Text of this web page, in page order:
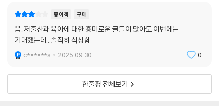
경을 통계 조사, 연구 이론, 해외 사례, 미디어 등 폭넓은 자료를 바탕으로
설득력 있게 분석했다. 지금까지 우리 사회에 존재하는 제도적, 사회적 병
폐들은 출산과 육아에 장애물로 작용했을 뿐만 아니라 출산을 망설이게 하
는 공포라는 하나의 현상을 만들어 내고 있었다.
저자는 우리 시대 육아포비아의 원인을 시간의 부족, 무한 경쟁, 한국식 육
아의 특이성, 부모 삶에 대한 거부감, 잔존하는 여성 차별, 정상 가족 압박,
종이책 구매
음..저출산과 육아에 대한 흥미로운 글들이 많아도 이번에는
기대했는데...솔직히 식상함
c******s 2025.09.30. 0
한줄평 전체보기